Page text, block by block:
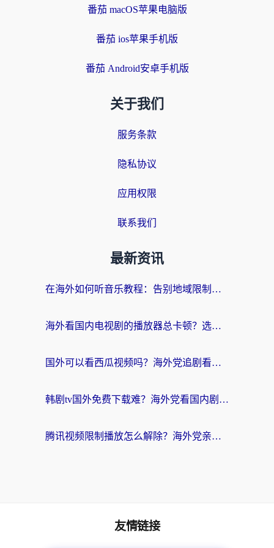
番茄 macOS苹果电脑版
番茄 ios苹果手机版
番茄 Android安卓手机版
关于我们
服务条款
隐私协议
应用权限
联系我们
最新资讯
在海外如何听音乐教程：告别地域限制，随时听见国内的声音
海外看国内电视剧的播放器总卡顿？选对回国加速器才是关键
国外可以看西瓜视频吗？海外党追剧看片的终极解决方案
韩剧tv国外免费下载难？海外党看国内剧的加速器选择指南（附实用技巧）
腾讯视频限制播放怎么解除？海外党亲测有效的回国加速指南
友情链接